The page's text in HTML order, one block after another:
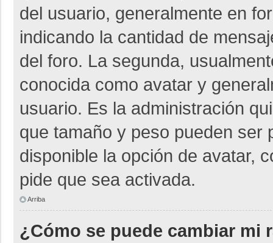
del usuario, generalmente en
indicando la cantidad de
del foro. La segunda,
conocida como avatar y
usuario. Es la administración
que tamaño y peso pueden ser
disponible la opción de avatar,
pide que sea activada.
Arriba
¿Cómo se puede cambiar mi